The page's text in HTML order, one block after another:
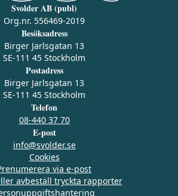
Svolder AB (publ)
Org.nr. 556469-2019
Besöksadress
Birger Jarlsgatan 13
SE-111 45 Stockholm
Postadress
Birger Jarlsgatan 13
SE-111 45 Stockholm
Telefon
08-440 37 70
E-post
info@svolder.se
Cookies
via e‑post
avbeställ tryckta rapporter